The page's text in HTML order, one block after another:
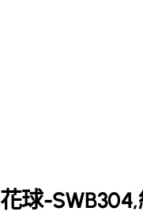
球-